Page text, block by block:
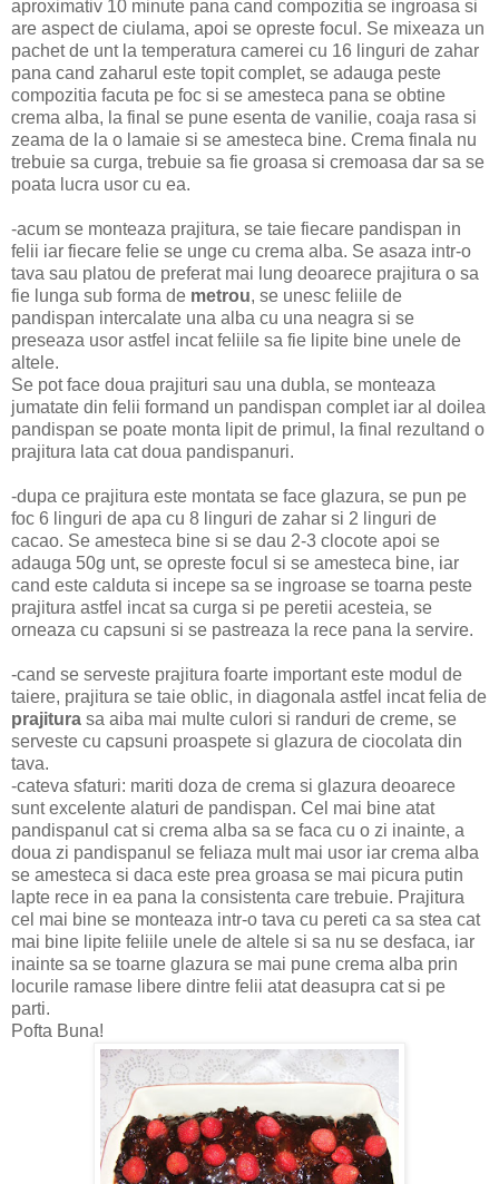
aproximativ 10 minute pana cand compozitia se ingroasa si
are aspect de ciulama, apoi se opreste focul. Se mixeaza un
pachet de unt la temperatura camerei cu 16 linguri de zahar
pana cand zaharul este topit complet, se adauga peste
compozitia facuta pe foc si se amesteca pana se obtine
crema alba, la final se pune esenta de vanilie, coaja rasa si
zeama de la o lamaie si se amesteca bine. Crema finala nu
trebuie sa curga, trebuie sa fie groasa si cremoasa dar sa se
poata lucra usor cu ea.
-acum se monteaza prajitura, se taie fiecare pandispan in
felii iar fiecare felie se unge cu crema alba. Se asaza intr-o
tava sau platou de preferat mai lung deoarece prajitura o sa
fie lunga sub forma de metrou, se unesc feliile de
pandispan intercalate una alba cu una neagra si se
preseaza usor astfel incat feliile sa fie lipite bine unele de
altele.
Se pot face doua prajituri sau una dubla, se monteaza
jumatate din felii formand un pandispan complet iar al doilea
pandispan se poate monta lipit de primul, la final rezultand o
prajitura lata cat doua pandispanuri.
-dupa ce prajitura este montata se face glazura, se pun pe
foc 6 linguri de apa cu 8 linguri de zahar si 2 linguri de
cacao. Se amesteca bine si se dau 2-3 clocote apoi se
adauga 50g unt, se opreste focul si se amesteca bine, iar
cand este calduta si incepe sa se ingroase se toarna peste
prajitura astfel incat sa curga si pe peretii acesteia, se
orneaza cu capsuni si se pastreaza la rece pana la servire.
-cand se serveste prajitura foarte important este modul de
taiere, prajitura se taie oblic, in diagonala astfel incat felia de
prajitura sa aiba mai multe culori si randuri de creme, se
serveste cu capsuni proaspete si glazura de ciocolata din
tava.
-cateva sfaturi: mariti doza de crema si glazura deoarece
sunt excelente alaturi de pandispan. Cel mai bine atat
pandispanul cat si crema alba sa se faca cu o zi inainte, a
doua zi pandispanul se feliaza mult mai usor iar crema alba
se amesteca si daca este prea groasa se mai picura putin
lapte rece in ea pana la consistenta care trebuie. Prajitura
cel mai bine se monteaza intr-o tava cu pereti ca sa stea cat
mai bine lipite feliile unele de altele si sa nu se desfaca, iar
inainte sa se toarne glazura se mai pune crema alba prin
locurile ramase libere dintre felii atat deasupra cat si pe
parti.
Pofta Buna!